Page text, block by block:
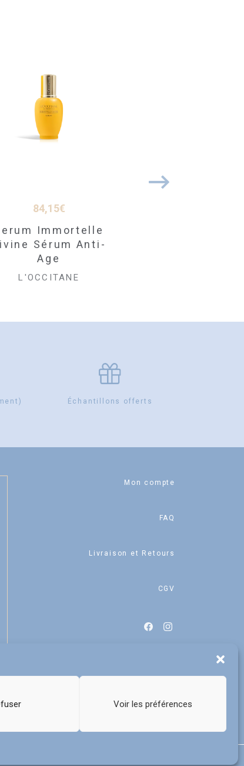
Voir les préférences
84,15€
Immortelle
Sérum Anti-
Age
L'OCCITANE
Échantillons offerts
Mon compte
FAQ
Livraison et Retours
CGV